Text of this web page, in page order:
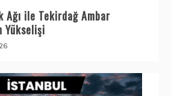
Ağı ile Tekirdağ Ambar
Yükselişi